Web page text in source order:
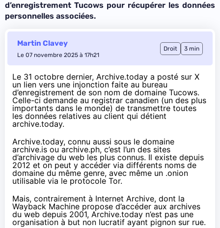
d’enregistrement Tucows pour récupérer les données
personnelles associées.
Martin Clavey
Le 07 novembre 2025 à 17h21
Droit 3 min
Le 31 octobre dernier, Archive.today a posté sur X
un lien vers une injonction faite au bureau
d’enregistrement de son nom de domaine Tucows.
Celle-ci demande au registrar canadien (un des plus
importants dans le monde) de transmettre toutes
les données relatives au client qui détient
archive.today.
Archive.today, connu aussi sous le domaine
archive.is ou archive.ph, c’est l’un des sites
d’archivage du web les plus connus. Il existe depuis
2012 et on peut y accéder via différents noms de
domaine du même genre, avec même un .onion
utilisable via le protocole Tor.
Mais, contrairement à Internet Archive, dont la
Wayback Machine propose d’accéder aux archives
du web depuis 2001, Archive.today n’est pas une
organisation à but non lucratif ayant pignon sur rue.